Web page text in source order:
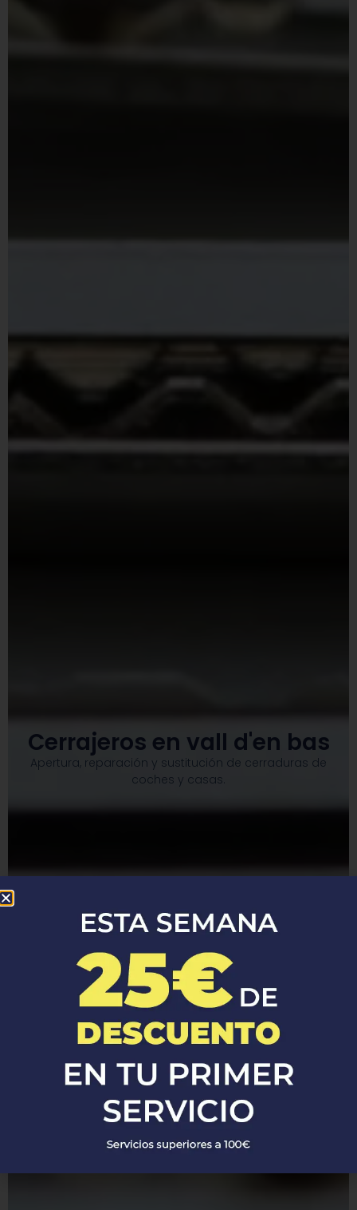
Cerrajeros en vall d'en bas
Apertura, reparación y sustitución de cerraduras de
coches y casas.​